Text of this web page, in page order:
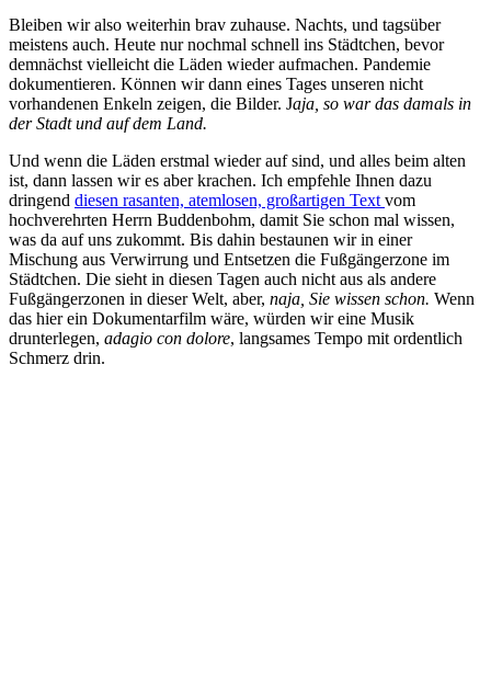
Bleiben wir also weiterhin brav zuhause. Nachts, und tagsüber
meistens auch. Heute nur nochmal schnell ins Städtchen, bevor
demnächst vielleicht die Läden wieder aufmachen. Pandemie
dokumentieren. Können wir dann eines Tages unseren nicht
vorhandenen Enkeln zeigen, die Bilder. Jaja, so war das damals in
der Stadt und auf dem Land.
Und wenn die Läden erstmal wieder auf sind, und alles beim alten
ist, dann lassen wir es aber krachen. Ich empfehle Ihnen dazu
dringend diesen rasanten, atemlosen, großartigen Text vom
hochverehrten Herrn Buddenbohm, damit Sie schon mal wissen,
was da auf uns zukommt. Bis dahin bestaunen wir in einer
Mischung aus Verwirrung und Entsetzen die Fußgängerzone im
Städtchen. Die sieht in diesen Tagen auch nicht aus als andere
Fußgängerzonen in dieser Welt, aber, naja, Sie wissen schon. Wenn
das hier ein Dokumentarfilm wäre, würden wir eine Musik
drunterlegen, adagio con dolore, langsames Tempo mit ordentlich
Schmerz drin.